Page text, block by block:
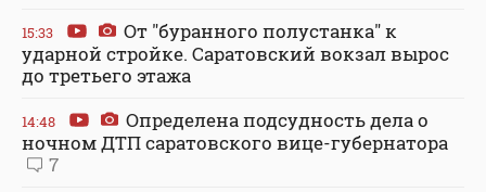
15:33
От "буранного полустанка" к
ударной стройке. Саратовский вокзал вырос
до третьего этажа
14:48
Определена подсудность дела о
ночном ДТП саратовского вице-губернатора
7